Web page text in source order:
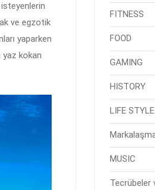
ve egzotik
yaparken
kokan
FITNESS
FOOD
GAMING
HISTORY
LIFE STYLE
MUSIC
Tecrübeler